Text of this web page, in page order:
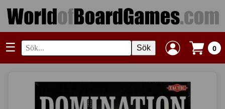
☰ Sök 0